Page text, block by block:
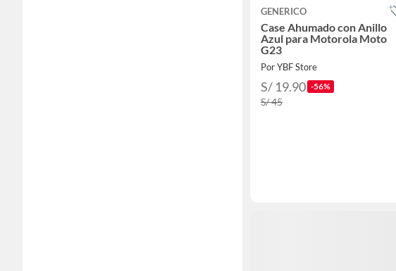
GENERICO
Case Ahumado con Anillo
Azul para Motorola Moto
G23
Por YBF Store
S/ 19.90 -56%
S/ 45